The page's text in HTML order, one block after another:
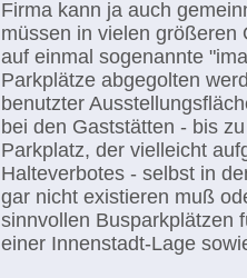
Firma kann ja auch
müssen in vielen größeren
auf einmal sogenannte
Parkplätze abgegolten
benutzter
bei den Gaststätten - bis
Parkplatz, der vielleicht
Halteverbotes - selbst in
gar nicht existieren muß
sinnvollen Busparkplätzen
einer Innenstadt-Lage